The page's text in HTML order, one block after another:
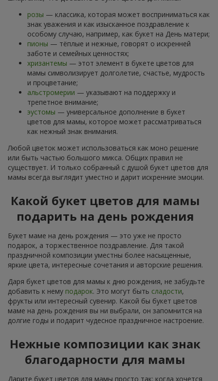
розы — классика, которая может восприниматься как
знак уважения и как изысканное поздравление к
особому случаю, например, как букет на День матери;
пионы — тёплые и нежные, говорят о искренней
заботе и семейных ценностях;
хризантемы — этот элемент в букете цветов для
мамы символизирует долголетие, счастье, мудрость
и процветание;
альстромерии — указывают на поддержку и
трепетное внимание;
эустомы — универсальное дополнение в букет
цветов для мамы, которое может рассматриваться
как нежный знак внимания.
Любой цветок может использоваться как моно решение
или быть частью большого микса. Общих правил не
существует. И только собранный с душой букет цветов для
мамы всегда выглядит уместно и дарит искренние эмоции.
Какой букет цветов для мамы
подарить на день рождения
Букет маме на день рождения — это уже не просто
подарок, а торжественное поздравление. Для такой
праздничной композиции уместны более насыщенные,
яркие цвета, интересные сочетания и авторские решения.
Даря букет цветов для мамы к дню рождения, не забудьте
добавить к нему подарок. Это могут быть сладости,
фрукты или интересный сувенир. Какой бы букет цветов
маме на день рождения вы ни выбрали, он запомнится на
долгие годы и подарит чудесное праздничное настроение.
Нежные композиции как знак
благодарности для мамы
Дарите букет цветов для мамы просто так: когда хочется